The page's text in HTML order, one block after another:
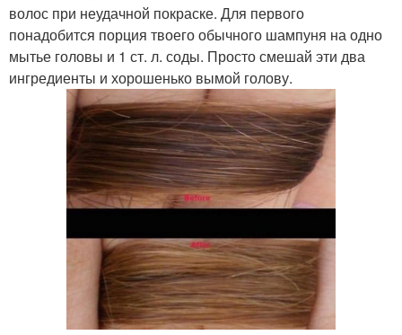
волос при неудачной покраске. Для первого
понадобится порция твоего обычного шампуня на одно
мытье головы и 1 ст. л. соды. Просто смешай эти два
ингредиенты и хорошенько вымой голову.